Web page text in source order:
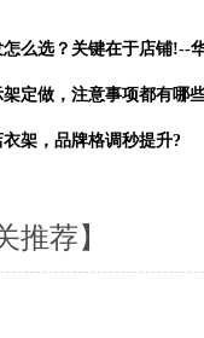
么选？关键在于店铺!--
定做，注意事项都有哪
架，品牌格调秒提升?
推荐】